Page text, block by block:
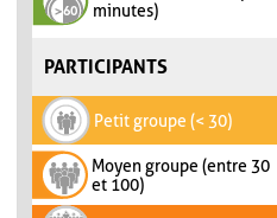
minutes)
PARTICIPANTS
Petit groupe (< 30)
Moyen groupe (entre 30
et 100)